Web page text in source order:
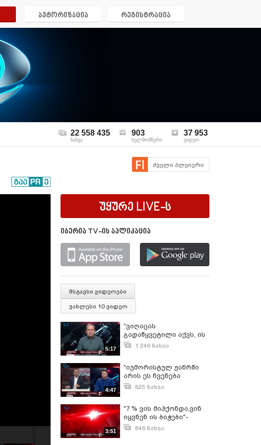
ავტორიზაცია რეგისტრაცია
22 558 435
ნახვა
903
ხელმომწერი
37 953
ვიდეო
ძველი პლეიერი
უყურე LIVE-ს
იბერია TV-ის აპლიკაცია
მსგავსი ვიდეოები
უახლესი 10 ვიდეო
5:17
"ვიღაცას
გადაწყვეტილი აქვს, ის
ბიზნესი რომელსაც
ფლობენ ჩაიგდოს
ხელში" გიორგი გუგავა
ვახო ხუზმიაშვილის
1 246 ნახვა
4:47
"იუმორისტულ ჟანრში
არის ეს ჩვენება
მიცემული" გიორგი
"თავისუფალ სივრცეში"
825 ნახვა
3:51
"7 % ვის მიჰქონდა,ვინ
იყვნენ ის ბიჭები"-
გიორგი ფანცულაია
846 ნახვა